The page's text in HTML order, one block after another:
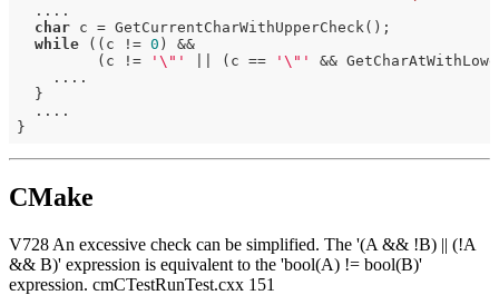
  ....
char c = GetCurrentCharWithUpperCheck();
while ((c != 0 ) &&
         (c !=
'\"' || (c == '\"'
&&
    ....
  }
  ....
CMake
V728 An excessive check can be simplified. The '(A && !B) || (!A
&& B)' expression is equivalent to the 'bool(A) != bool(B)'
expression. cmCTestRunTest.cxx 151